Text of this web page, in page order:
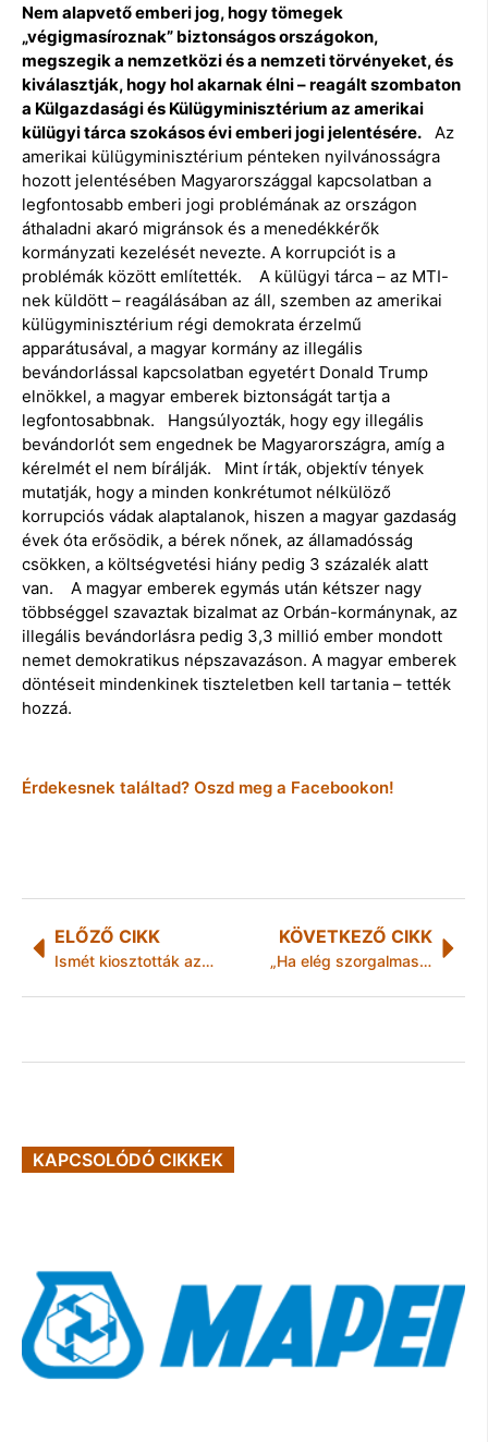
Nem alapvető emberi jog, hogy tömegek
„végigmasíroznak” biztonságos országokon,
megszegik a nemzetközi és a nemzeti törvényeket, és
kiválasztják, hogy hol akarnak élni – reagált szombaton
a Külgazdasági és Külügyminisztérium az amerikai
külügyi tárca szokásos évi emberi jogi jelentésére. Az
amerikai külügyminisztérium pénteken nyilvánosságra
hozott jelentésében Magyarországgal kapcsolatban a
legfontosabb emberi jogi problémának az országon
áthaladni akaró migránsok és a menedékkérők
kormányzati kezelését nevezte. A korrupciót is a
problémák között említették. A külügyi tárca – az MTI-
nek küldött – reagálásában az áll, szemben az amerikai
külügyminisztérium régi demokrata érzelmű
apparátusával, a magyar kormány az illegális
bevándorlással kapcsolatban egyetért Donald Trump
elnökkel, a magyar emberek biztonságát tartja a
legfontosabbnak. Hangsúlyozták, hogy egy illegális
bevándorlót sem engednek be Magyarországra, amíg a
kérelmét el nem bírálják. Mint írták, objektív tények
mutatják, hogy a minden konkrétumot nélkülöző
korrupciós vádak alaptalanok, hiszen a magyar gazdaság
évek óta erősödik, a bérek nőnek, az államadósság
csökken, a költségvetési hiány pedig 3 százalék alatt
van. A magyar emberek egymás után kétszer nagy
többséggel szavaztak bizalmat az Orbán-kormánynak, az
illegális bevándorlásra pedig 3,3 millió ember mondott
nemet demokratikus népszavazáson. A magyar emberek
döntéseit mindenkinek tiszteletben kell tartania – tették
hozzá.
Érdekesnek találtad? Oszd meg a Facebookon!
ELŐZŐ CIKK
Ismét kiosztották az InStyle – Style Award díjakat
KÖVETKEZŐ CIKK
„Ha elég szorgalmas és tehetséges vagy, eljuthatsz a világ tetejére”
KAPCSOLÓDÓ CIKKEK